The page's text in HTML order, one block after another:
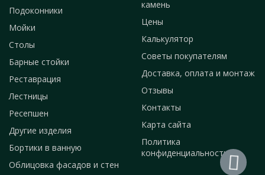
Подоконники
Мойки
Столы
Барные стойки
Реставрация
Лестницы
Ресепшен
Другие изделия
Бортики в ванную
Облицовка фасадов и стен
камень
Цены
Калькулятор
Советы покупателям
Доставка, оплата и монтаж
Отзывы
Контакты
Карта сайта
Политика
конфиденциальности